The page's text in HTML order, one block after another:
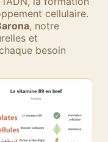
cellulaire.
, notre
et
besoin